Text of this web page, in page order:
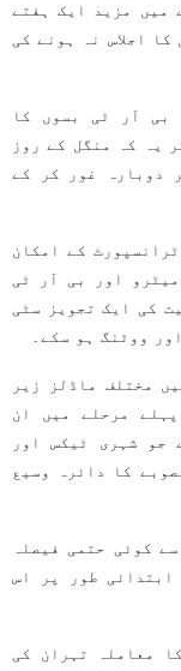
میں مزید ایک ہفتے
اجلاس نہ ہونے کی
اور بی آر ٹی بسوں کا
یہ کہ منگل کے روز
دوبارہ غور کر کے
کے امکان
اور بی آر ٹی
کی ایک تجویز سٹی
ووٹنگ ہو سکے۔
مختلف ماڈلز زیر
مرحلے میں ان
جو شہری ٹیکس اور
کا دائرہ وسیع
کوئی حتمی فیصلہ
اب تک تقریباً 10 ارکان ابتدائی طور پر اس
معاملہ تہران کی